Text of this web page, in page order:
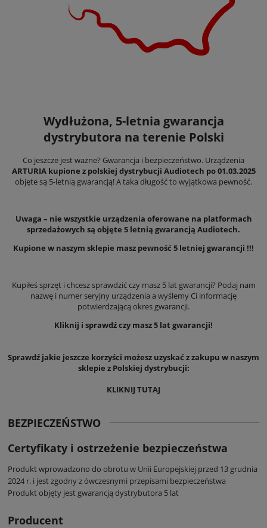
Wydłużona, 5-letnia gwarancja
dystrybutora na terenie Polski
Co jeszcze jest ważne? Gwarancja i bezpieczeństwo. Urządzenia
ARTURIA kupione z polskiej dystrybucji Audiotech po 01.03.2025
objęte są 5-letnią gwarancją! A taka długość to wyjątkowa pewność.
Uwaga – nie wszystkie urządzenia oferowane na platformach
sprzedażowych są objęte 5 letnią gwarancją Audiotech.
Kupione w naszym sklepie masz pewność 5 letniej gwarancji !!!
Kupiłeś sprzęt i chcesz sprawdzić czy masz 5 lat gwarancji? Podaj nam
nazwę i numer seryjny urządzenia a wyślemy Ci informację
potwierdzającą okres gwarancji.
Kliknij i sprawdź czy masz 5 lat gwarancji!
Sprawdź jakie jeszcze korzyści możesz uzyskać z zakupu w naszym
sklepie z Polskiej dystrybucji:
KLIKNIJ TUTAJ
BEZPIECZEŃSTWO
Certyfikaty i ostrzeżenie bezpieczeństwa
Produkt wprowadzono do obrotu w Unii Europejskiej przed 13 grudnia
2024 r. i jest zgodny z ówczesnymi przepisami bezpieczeństwa
Produkt objęty jest gwarancją dystrybutora 5 lat
Producent